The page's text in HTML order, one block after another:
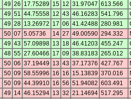
49 26 17.75289 15 12 31.97047 613.566
49 51 44.75558 12 43 46.16283 541.796
49 28 13.26972 17 06 41.42488 280.981
50 07 5.05736 14 27 49.00590 294.332
49 43 57.09898 13 18 46.41203 455.247
48 55 27.60466 17 09 38.83183 265.012
50 06 37.19449 13 43 37.17376 427.767
50 09 58.55996 16 16 15.13839 370.016
50 09 44.39910 16 56 51.94082 603.491
49 14 46.15294 13 32 21.14694 517.295